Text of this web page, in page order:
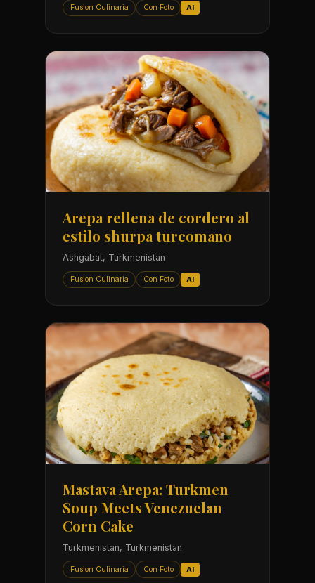
Fusion Culinaria Con Foto AI
Arepa rellena de cordero al
estilo shurpa turcomano
Ashgabat, Turkmenistan
Fusion Culinaria Con Foto AI
Mastava Arepa: Turkmen
Soup Meets Venezuelan
Corn Cake
Turkmenistan, Turkmenistan
Fusion Culinaria Con Foto AI